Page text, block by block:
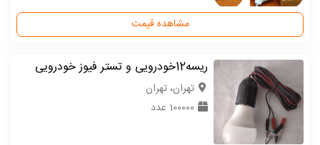
مشاهده قیمت
ریسه12خودرویی و تستر فیوز خودرویی
تهران، تهران
100000 عدد